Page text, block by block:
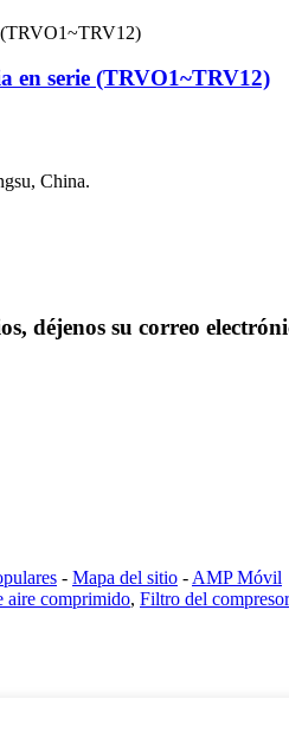
en serie (TRVO1~TRV12)
China.
déjenos su correo
- Mapa del sitio -AMP Móvil
aire comprimido, Filtro del compresor